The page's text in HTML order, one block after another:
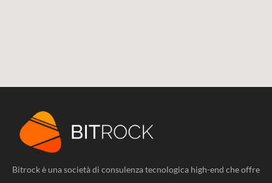
Bitrock è una società di consulenza tecnologica high-end che offre